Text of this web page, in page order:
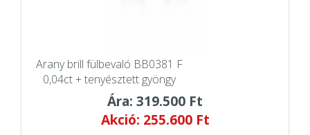
Arany brill fülbevaló BB0381 F
0,04ct + tenyésztett gyöngy
Ára: 319.500 Ft
Akció: 255.600 Ft